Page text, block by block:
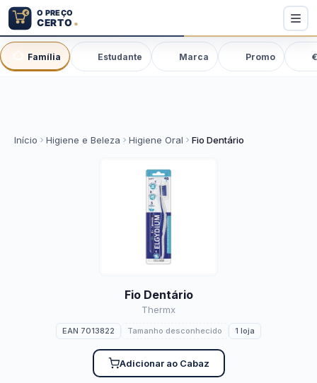
Família Estudante Marca Promo
Início Higiene e Beleza Higiene Oral Fio Dentário
Fio Dentário
Thermx
EAN 7013822 Tamanho desconhecido 1 loja
Adicionar ao Cabaz